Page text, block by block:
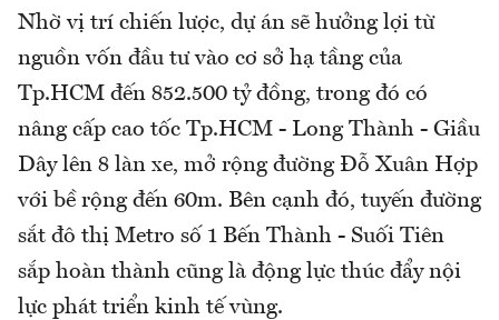
Nhờ vị trí chiến lược, dự án sẽ hưởng lợi từ
nguồn vốn đầu tư vào cơ sở hạ tầng của
Tp.HCM đến 852.500 tỷ đồng, trong đó có
nâng cấp cao tốc Tp.HCM - Long Thành - Giầu
Dây lên 8 làn xe, mở rộng đường Đỗ Xuân Hợp
với bề rộng đến 60m. Bên cạnh đó, tuyến đường
sắt đô thị Metro số 1 Bến Thành - Suối Tiên
sắp hoàn thành cũng là động lực thúc đẩy nội
lực phát triển kinh tế vùng.